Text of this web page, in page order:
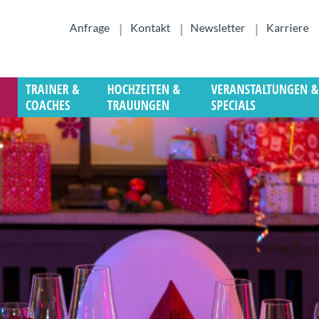
Anfrage Kontakt Newsletter Karriere
TRAINER &
COACHES
HOCHZEITEN &
TRAUUNGEN
VERANSTALTUNGEN &
SPECIALS